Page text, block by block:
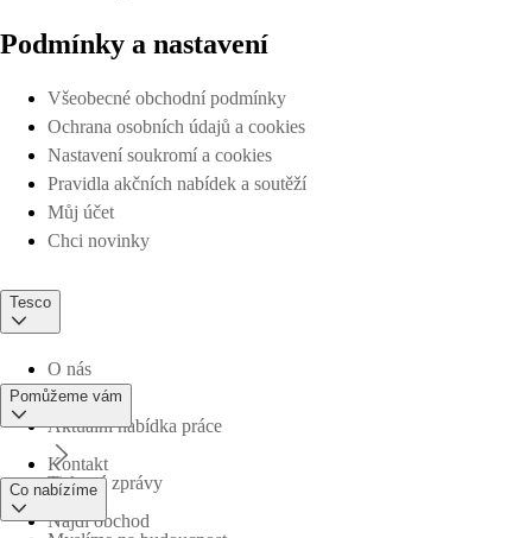
Podmínky a nastavení
Všeobecné obchodní podmínky
Ochrana osobních údajů a cookies
Nastavení soukromí a cookies
Pravidla akčních nabídek a soutěží
Můj účet
Chci novinky
Tesco
O nás
Aktuální nabídka práce
Tiskové zprávy
Pomůžeme vám
Kontakt
Najdi obchod
Co nabízíme